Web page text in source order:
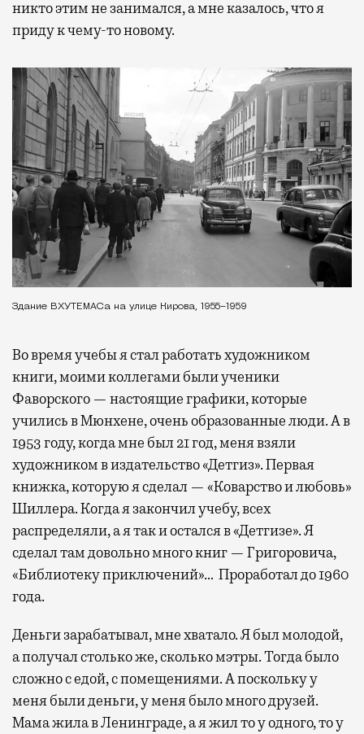
никто этим не занимался, а мне казалось, что я
приду к чему-то новому.
Здание ВХУТЕМАСа на улице Кирова, 1955–1959
Во время учебы я стал работать художником
книги, моими коллегами были ученики
Фаворского — настоящие графики, которые
учились в Мюнхене, очень образованные люди. А в
1953 году, когда мне был 21 год, меня взяли
художником в издательство «Детгиз». Первая
книжка, которую я сделал — «Коварство и любовь»
Шиллера. Когда я закончил учебу, всех
распределяли, а я так и остался в «Детгизе». Я
сделал там довольно много книг — Григоровича,
«Библиотеку приключений»… Проработал до 1960
года.
Деньги зарабатывал, мне хватало. Я был молодой,
а получал столько же, сколько мэтры. Тогда было
сложно с едой, с помещениями. А поскольку у
меня были деньги, у меня было много друзей.
Мама жила в Ленинграде, а я жил то у одного, то у